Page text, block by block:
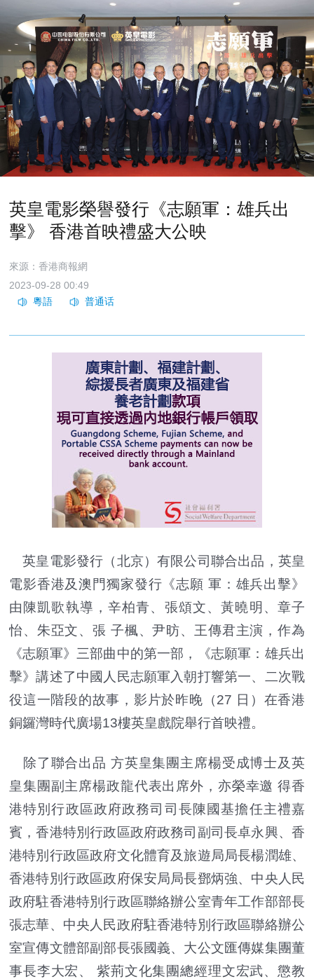
英皇電影榮譽發行《志願軍：雄兵出
擊》 香港首映禮盛大公映
來源：香港商報網
2023-09-28 00:49
英皇電影發行（北京）有限公司聯合出品，英皇
電影香港及澳門獨家發行《志願 軍：雄兵出擊》
由陳凱歌執導，辛柏青、張頌文、黃曉明、章子
怡、朱亞文、張 子楓、尹昉、王傳君主演，作為
《志願軍》三部曲中的第一部，《志願軍：雄兵出
擊》講述了中國人民志願軍入朝打響第一、二次戰
役這一階段的故事，影片於昨晚（27 日）在香港
銅鑼灣時代廣場13樓英皇戲院舉行首映禮。
除了聯合出品 方英皇集團主席楊受成博士及英
皇集團副主席楊政龍代表出席外，亦榮幸邀 得香
港特別行政區政府政務司司長陳國基擔任主禮嘉
賓，香港特別行政區政府政務司副司長卓永興、香
港特別行政區政府文化體育及旅遊局局長楊潤雄、
香港特別行政區政府保安局局長鄧炳強、中央人民
政府駐香港特別行政區聯絡辦公室青年工作部部長
張志華、中央人民政府駐香港特別行政區聯絡辦公
室宣傳文體部副部長張國義、大公文匯傳媒集團董
事長李大宏、 紫荊文化集團總經理文宏武、懲教